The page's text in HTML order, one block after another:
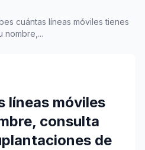
cuántas líneas móviles tienes
nombre,...
líneas móviles
consulta
de